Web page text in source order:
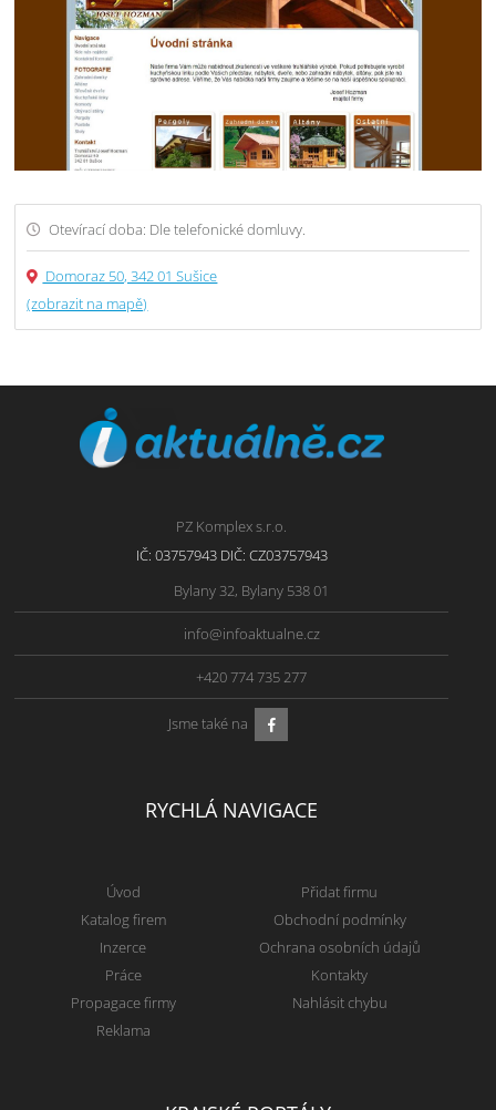
Otevírací doba: Dle telefonické domluvy.
Domoraz 50, 342 01 Sušice
(zobrazit na mapě)
PZ Komplex s.r.o.
IČ: 03757943 DIČ: CZ03757943
Bylany 32, Bylany 538 01
info@infoaktualne.cz
+420 774 735 277
Jsme také na
RYCHLÁ NAVIGACE
Úvod
Katalog firem
Inzerce
Práce
Propagace firmy
Reklama
Přidat firmu
Obchodní podmínky
Ochrana osobních údajů
Kontakty
Nahlásit chybu